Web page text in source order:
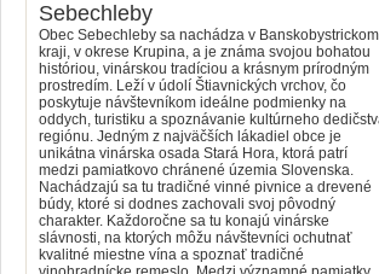
Sebechleby
Obec Sebechleby sa nachádza v Banskobystrickom
kraji, v okrese Krupina, a je známa svojou bohatou
históriou, vinárskou tradíciou a krásnym prírodným
prostredím. Leží v údolí Štiavnických vrchov, čo
poskytuje návštevníkom ideálne podmienky na
oddych, turistiku a spoznávanie kultúrneho
regiónu. Jedným z najväčších lákadiel obce je
unikátna vinárska osada Stará Hora, ktorá patrí
medzi pamiatkovo chránené územia Slovenska.
Nachádzajú sa tu tradičné vinné pivnice a drevené
búdy, ktoré si dodnes zachovali svoj pôvodný
charakter. Každoročne sa tu konajú vinárske
slávnosti, na ktorých môžu návštevníci ochutnať
kvalitné miestne vína a spoznať tradičné